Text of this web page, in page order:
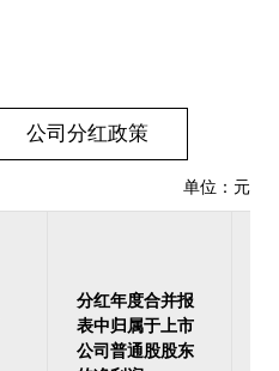
公司分红政策
单位：元
分红年度合并报
表中归属于上市
公司普通股股东